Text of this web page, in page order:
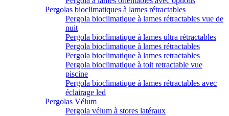
Pergolas bioclimatiques à lames rétractables
Pergola bioclimatique à lames rétractables vue de
nuit
Pergola bioclimatique à lames ultra rétractables
Pergola bioclimatique à lames rétractables
Pergola bioclimatique à lames retractables
Pergola bioclimatique à toit retractable vue
piscine
Pergola bioclimatique à lames rétractables avec
éclairage led
Pergolas Vélum
Pergola vélum à stores latéraux